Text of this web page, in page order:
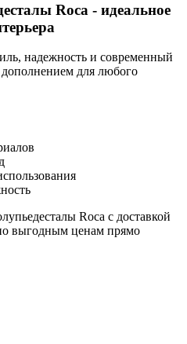
Roca - идеальное
надежность и современный
для любого
Roca с доставкой
выгодным ценам прямо